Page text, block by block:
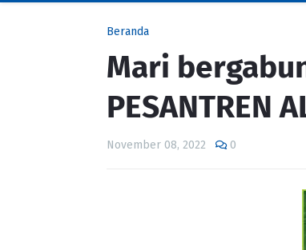
Beranda
Mari
PESANTREN
November 08, 2022 0